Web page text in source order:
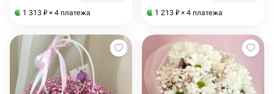
1 313 ₽ × 4 платежа 1 213 ₽ × 4 платежа